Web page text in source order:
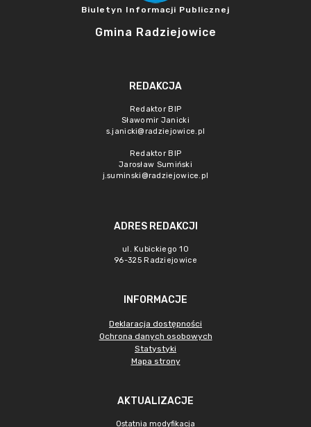
Biuletyn Informacji Publicznej
Gmina Radziejowice
REDAKCJA
Redaktor BIP
Sławomir Janicki
s.janicki@radziejowice.pl
Redaktor BIP
Jarosław Sumiński
j.suminski@radziejowice.pl
ADRES REDAKCJI
ul. Kubickiego 10
96-325 Radziejowice
INFORMACJE
Deklaracja dostępności
Ochrona danych osobowych
Statystyki
Mapa strony
AKTUALIZACJE
Ostatnia modyfikacja